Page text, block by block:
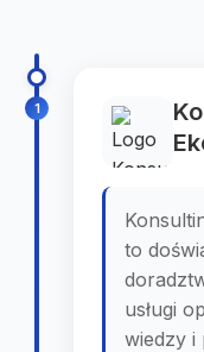
1
to
usługi
wiedzy i